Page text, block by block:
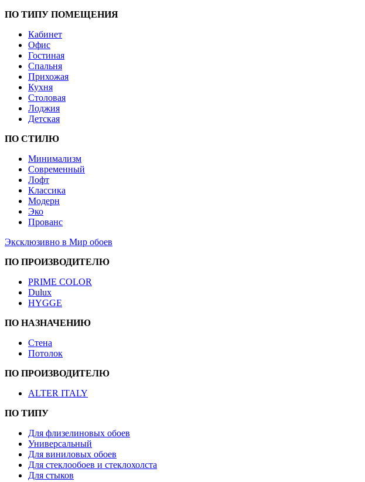
ПО ТИПУ ПОМЕЩЕНИЯ
Кабинет
Офис
Гостиная
Спальня
Прихожая
Кухня
Столовая
Лоджия
Детская
ПО СТИЛЮ
Минимализм
Современный
Лофт
Классика
Модерн
Эко
Прованс
Эксклюзивно в Мир обоев
ПО ПРОИЗВОДИТЕЛЮ
PRIME COLOR
Dulux
HYGGE
ПО НАЗНАЧЕНИЮ
Стена
Потолок
ПО ПРОИЗВОДИТЕЛЮ
ALTER ITALY
ПО ТИПУ
Для флизелиновых обоев
Универсальный
Для виниловых обоев
Для стеклообоев и стеклохолста
Для стыков